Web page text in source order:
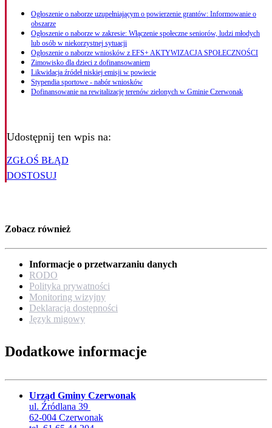
Ogłoszenie o naborze uzupełniającym o powierzenie grantów: Informowanie o
obszarze
Ogłoszenie o naborze w zakresie: Włączenie społeczne seniorów, ludzi młodych
lub osób w niekorzystnej sytuacji
Ogłoszenie o naborze wniosków z EFS+ AKTYWIZACJA SPOŁECZNOŚCI
Zimowisko dla dzieci z dofinansowaniem
Likwidacja źródeł niskiej emisji w powiecie
Stypendia sportowe - nabór wniosków
Dofinansowanie na rewitalizację terenów zielonych w Gminie Czerwonak
Udostępnij ten wpis na:
ZGŁOŚ BŁĄD
DOSTOSUJ
Zobacz również
Informacje o przetwarzaniu danych
RODO
Polityka prywatności
Monitoring wizyjny
Deklaracja dostępności
Język migowy
Dodatkowe informacje
Urząd Gminy Czerwonak
ul. Źródlana 39
62-004 Czerwonak